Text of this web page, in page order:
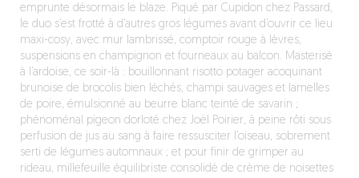
emprunte désormais le blaze. Piqué par Cupidon chez Passard,
le duo s’est frotté à d’autres gros légumes avant d’ouvrir ce lieu
maxi-cosy, avec mur lambrissé, comptoir rouge à lèvres,
suspensions en champignon et fourneaux au balcon. Masterisé
à l’ardoise, ce soir-là : bouillonnant risotto potager acoquinant
brunoise de brocolis bien léchés, champi sauvages et lamelles
de poire, émulsionné au beurre blanc teinté de savarin ;
phénoménal pigeon dorloté chez Joël Poirier, à peine rôti sous
perfusion de jus au sang à faire ressusciter l’oiseau, sobrement
serti de légumes automnaux ; et pour finir de grimper au
rideau, millefeuille équilibriste consolidé de crème de noisettes